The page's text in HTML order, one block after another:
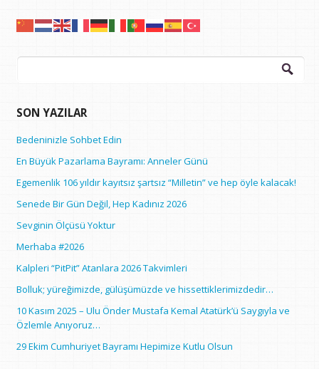
Arama:
SON YAZILAR
Bedeninizle Sohbet Edin
En Büyük Pazarlama Bayramı: Anneler Günü
Egemenlik 106 yıldır kayıtsız şartsız “Milletin” ve hep öyle kalacak!
Senede Bir Gün Değil, Hep Kadınız 2026
Sevginin Ölçüsü Yoktur
Merhaba #2026
Kalpleri “PitPit” Atanlara 2026 Takvimleri
Bolluk; yüreğimizde, gülüşümüzde ve hissettiklerimizdedir…
10 Kasım 2025 – Ulu Önder Mustafa Kemal Atatürk’ü Saygıyla ve
Özlemle Anıyoruz…
29 Ekim Cumhuriyet Bayramı Hepimize Kutlu Olsun